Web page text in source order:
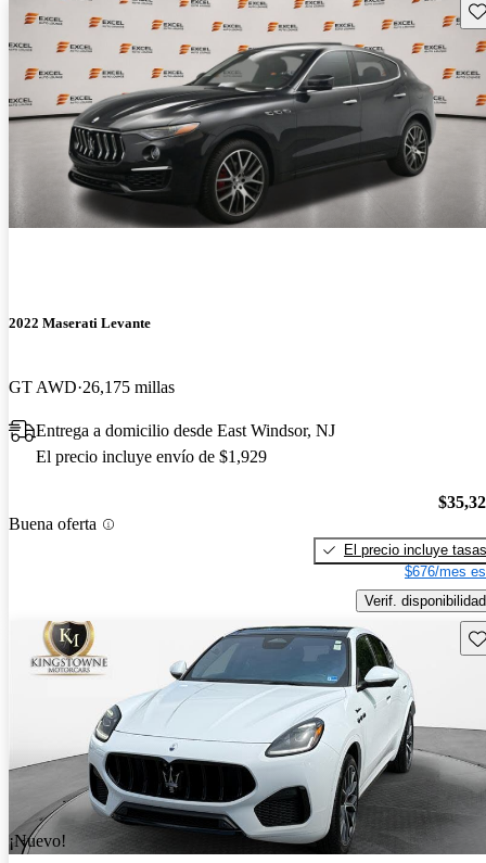
2022 Maserati Levante
GT AWD 26,175 millas
Entrega a domicilio desde East Windsor, NJ
El precio incluye envío de $1,929
Buena oferta
El precio incluye tasas
$676/mes
Verif. disponibilidad
¡Nuevo!